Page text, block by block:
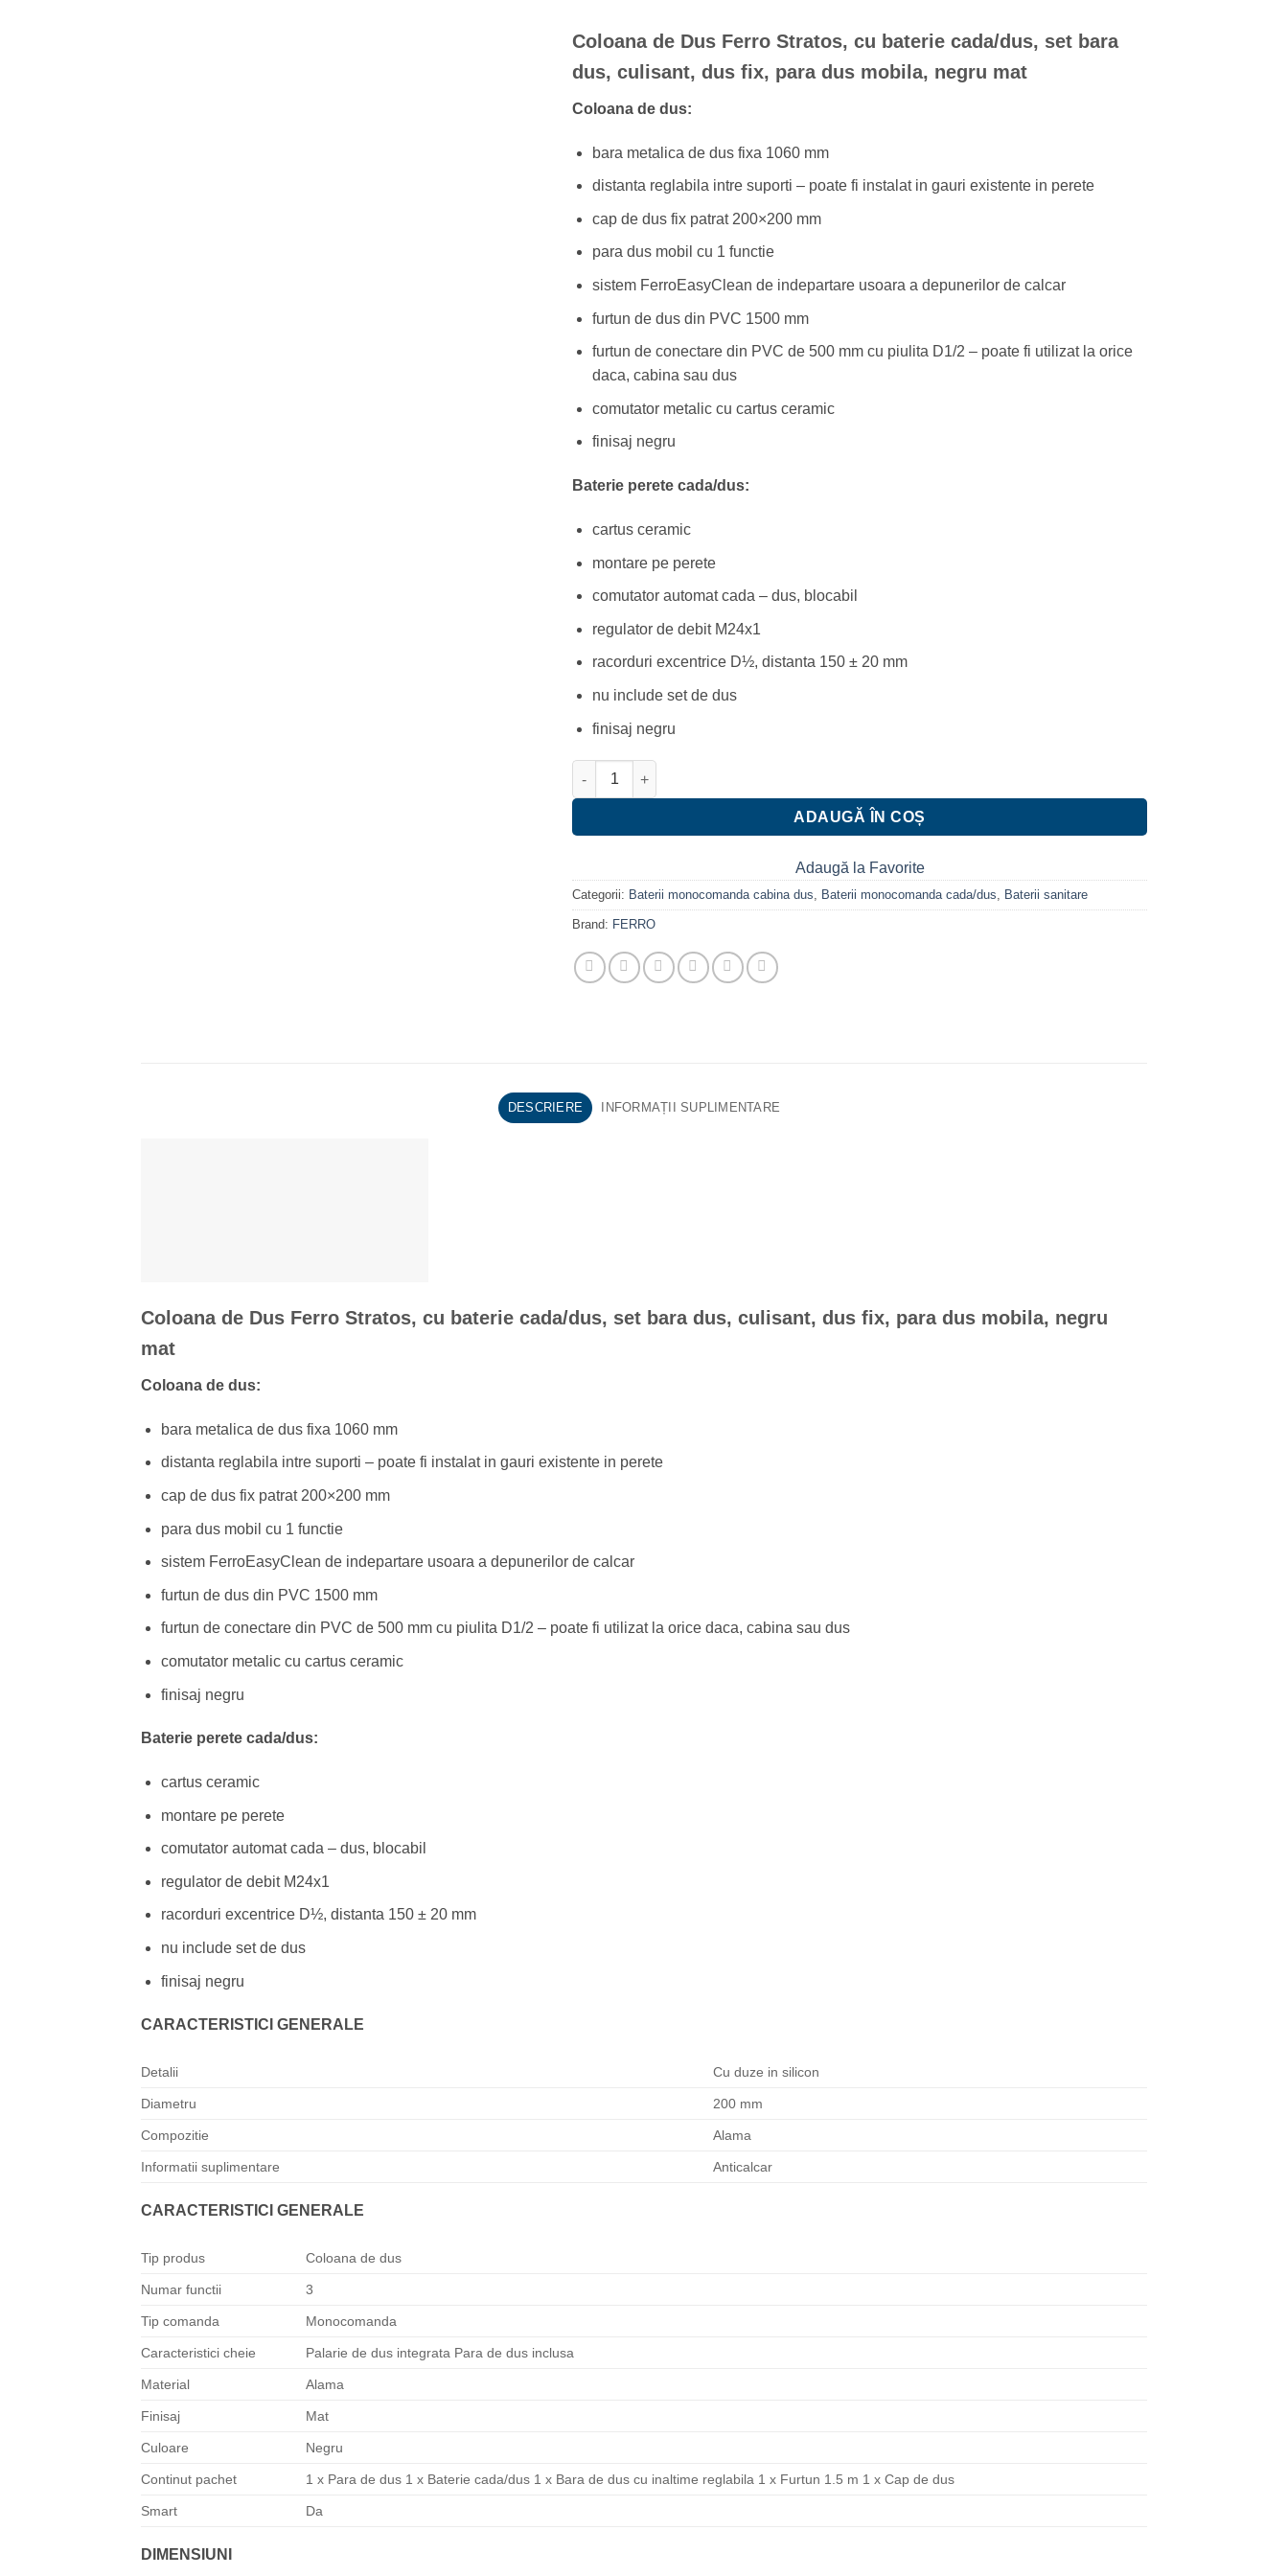
920.00 lei.
Coloana de Dus Ferro Stratos, cu baterie cada/dus, set bara
dus, culisant, dus fix, para dus mobila, negru mat
Coloana de dus:
bara metalica de dus fixa 1060 mm
distanta reglabila intre suporti – poate fi instalat in gauri existente in perete
cap de dus fix patrat 200×200 mm
para dus mobil cu 1 functie
sistem FerroEasyClean de indepartare usoara a depunerilor de calcar
furtun de dus din PVC 1500 mm
furtun de conectare din PVC de 500 mm cu piulita D1/2 – poate fi utilizat la orice
daca, cabina sau dus
comutator metalic cu cartus ceramic
finisaj negru
Baterie perete cada/dus:
cartus ceramic
montare pe perete
comutator automat cada – dus, blocabil
regulator de debit M24x1
racorduri excentrice D½, distanta 150 ± 20 mm
nu include set de dus
finisaj negru
Cantitate Coloana de Dus Ferro Stratos, cu baterie cada/dus, set bara dus, culisant, dus fix, para dus
ADAUGĂ ÎN COȘ
Adaugă la Favorite
Categorii: Baterii monocomanda cabina dus, Baterii monocomanda cada/dus, Baterii sanitare
Brand: FERRO
DESCRIERE INFORMAȚII SUPLIMENTARE
Coloana de Dus Ferro Stratos, cu baterie cada/dus, set bara dus, culisant, dus fix, para dus mobila, negru
mat
Coloana de dus:
bara metalica de dus fixa 1060 mm
distanta reglabila intre suporti – poate fi instalat in gauri existente in perete
cap de dus fix patrat 200×200 mm
para dus mobil cu 1 functie
sistem FerroEasyClean de indepartare usoara a depunerilor de calcar
furtun de dus din PVC 1500 mm
furtun de conectare din PVC de 500 mm cu piulita D1/2 – poate fi utilizat la orice daca, cabina sau dus
comutator metalic cu cartus ceramic
finisaj negru
Baterie perete cada/dus:
cartus ceramic
montare pe perete
comutator automat cada – dus, blocabil
regulator de debit M24x1
racorduri excentrice D½, distanta 150 ± 20 mm
nu include set de dus
finisaj negru
CARACTERISTICI GENERALE
Detalii Cu duze in silicon
Diametru 200 mm
Compozitie Alama
Informatii suplimentare Anticalcar
CARACTERISTICI GENERALE
Tip produs Coloana de dus
Numar functii 3
Tip comanda Monocomanda
Caracteristici cheie Palarie de dus integrata Para de dus inclusa
Material Alama
Finisaj Mat
Culoare Negru
Continut pachet 1 x Para de dus 1 x Baterie cada/dus 1 x Bara de dus cu inaltime reglabila 1 x Furtun 1.5 m 1 x Cap de dus
Smart Da
DIMENSIUNI